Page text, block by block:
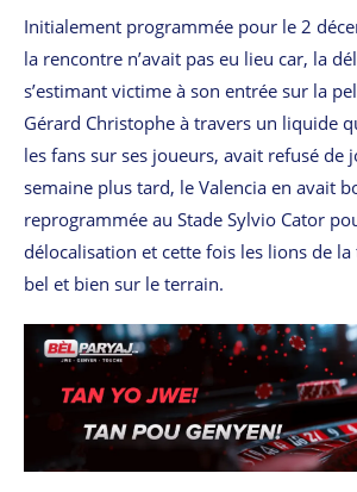
Initialement programmée pour le 2
la rencontre n’avait pas eu lieu car, la
s’estimant victime à son entrée sur la
Gérard Christophe à travers un liquide
les fans sur ses joueurs, avait refusé de
semaine plus tard, le Valencia en avait
reprogrammée au Stade Sylvio Cator
délocalisation et cette fois les lions de
bel et bien sur le terrain.